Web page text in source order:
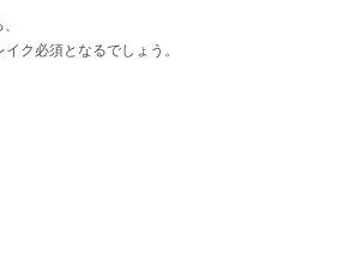
ク必須となるでしょう。